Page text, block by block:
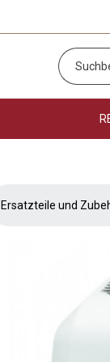
Ersatzteile und